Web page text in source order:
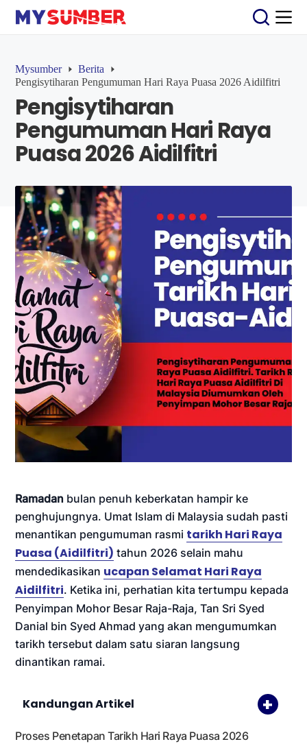
S
k
o
c
o
e
n
Mysumber
Berita
Pengisytiharan Pengumuman Hari Raya Puasa 2026 Aidilfitri
Pengisytiharan
Pengumuman Hari Raya
Puasa 2026 Aidilfitri
Ramadan bulan penuh keberkatan hampir ke
penghujungnya. Umat Islam di Malaysia sudah pasti
menantikan pengumuman rasmi tarikh Hari Raya
Puasa (Aidilfitri) tahun 2026 selain mahu
mendedikasikan ucapan Selamat Hari Raya
Aidilfitri. Ketika ini, perhatian kita tertumpu kepada
Penyimpan Mohor Besar Raja-Raja, Tan Sri Syed
Danial bin Syed Ahmad yang akan mengumumkan
tarikh tersebut dalam satu siaran langsung
dinantikan ramai.
Kandungan Artikel
Proses Penetapan Tarikh Hari Raya Puasa 2026